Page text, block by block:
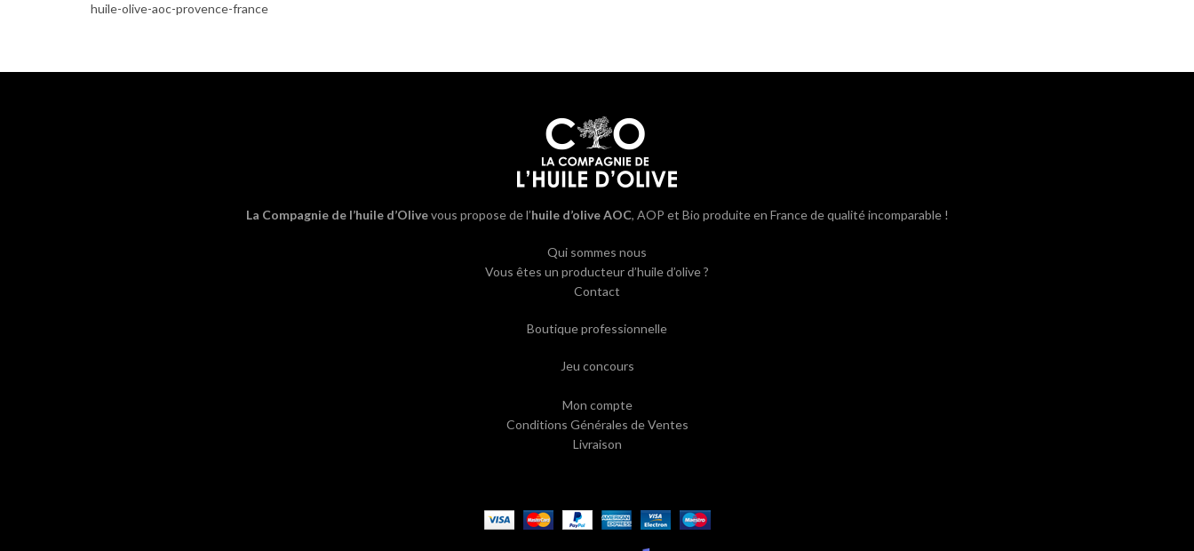
huile-olive-aoc-provence-france
La Compagnie de l’huile d’Olivevous propose de l’huile d’olive AOC, AOP et Bio produite en France de qualité incomparable !
Qui sommes nous
Vous êtes un producteur d’huile d’olive ?
Contact
Boutique professionnelle
Jeu concours
Mon compte
Conditions Générales de Ventes
Livraison